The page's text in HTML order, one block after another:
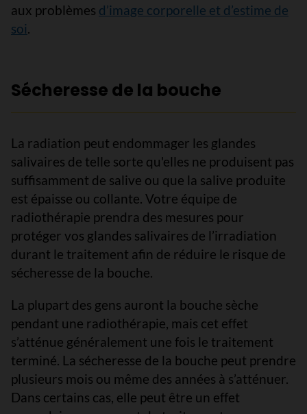
aux problèmes d’image corporelle et d’estime de
soi.
Sécheresse de la bouche
La radiation peut endommager les glandes
salivaires de telle sorte qu'elles ne produisent pas
suffisamment de salive ou que la salive produite
est épaisse ou collante. Votre équipe de
radiothérapie prendra des mesures pour
protéger vos glandes salivaires de l’irradiation
durant le traitement afin de réduire le risque de
sécheresse de la bouche.
La plupart des gens auront la bouche sèche
pendant une radiothérapie, mais cet effet
s’atténue généralement une fois le traitement
terminé. La sécheresse de la bouche peut prendre
plusieurs mois ou même des années à s’atténuer.
Dans certains cas, elle peut être un effet